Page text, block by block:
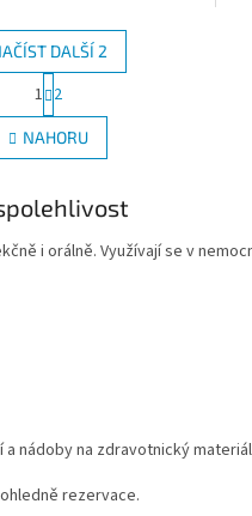
O
v
l
d
a
í
p
s
DALŠÍ 2
t
r
á
n
o
v
á
1 2
NAHORU
i orálně. Využívají se v
nádoby na zdravotnický
ohledně rezervace.